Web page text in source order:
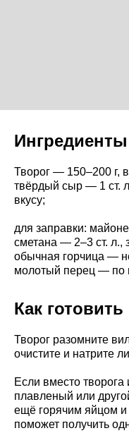
Ингредиенты
Творог — 150–200 г,
твёрдый сыр — 1 ст.
вкусу;
для заправки:
сметана — 2–3 ст. л.,
обычная горчица —
молотый перец — по
Как готовить
Творог разомните
очистите и натрите
Если вместо творога
плавленый или
ещё горячим яйцом
поможет получить